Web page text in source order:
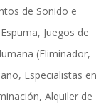
de Sonido e
Juegos de
(Eliminador,
Especialistas en
Alquiler de